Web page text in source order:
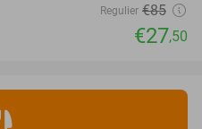
Regulier €85
€27,50